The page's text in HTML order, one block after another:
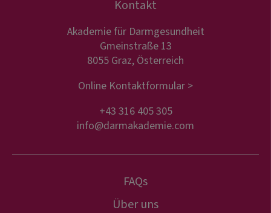
Kontakt
Akademie für Darmgesundheit
Gmeinstraße 13
8055 Graz, Österreich
Online Kontaktformular >
+43 316 405 305
info@darmakademie.com
FAQs
Über uns